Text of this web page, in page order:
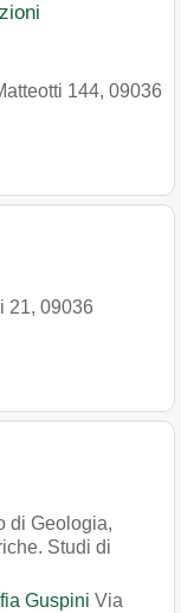
144, 09036
21, 09036
di Geologia,
Studi di
Guspini Via